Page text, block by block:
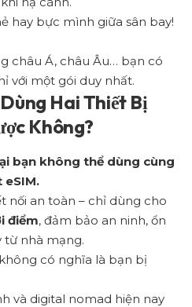
hay bực mình giữa sân bay!
châu Á, châu Âu… bạn có
với một gói duy nhất.
Hai Thiết Bị
Không?
bạn không thể dùng cùng
nối an toàn – chỉ dùng cho
điểm, đảm bảo an ninh, ổn
từ nhà mạng.
có nghĩa là bạn bị
và digital nomad hiện nay